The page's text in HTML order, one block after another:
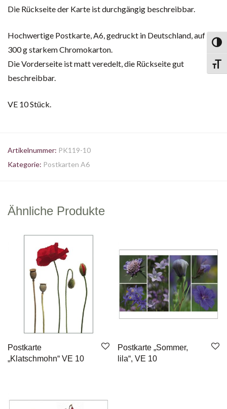
Die Rückseite der Karte ist durchgängig beschreibbar.
Hochwertige Postkarte, A6, gedruckt in Deutschland, auf
300 g starkem Chromokarton.
Die Vorderseite ist matt veredelt, die Rückseite gut
beschreibbar.
VE 10 Stück.
Artikelnummer: PK119-10
Kategorie: Postkarten A6
Ähnliche Produkte
Postkarte
„Klatschmohn“ VE 10
Postkarte „Sommer,
lila“, VE 10